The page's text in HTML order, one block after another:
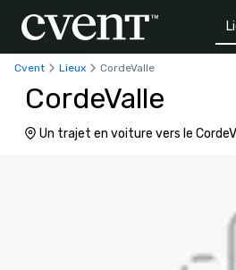
Cvent Lieux CordeValle
CordeValle
Un trajet en voiture vers le